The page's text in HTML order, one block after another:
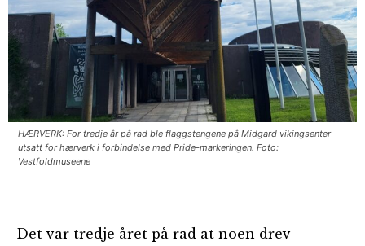
HÆRVERK: For tredje år på rad ble flaggstengene på Midgard vikingsenter
utsatt for hærverk i forbindelse med Pride-markeringen. Foto:
Vestfoldmuseene
Det var tredje året på rad at noen drev